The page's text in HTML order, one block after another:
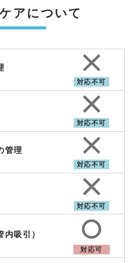
アについて
対応不可
対応不可
管理
対応不可
対応不可
内吸引）
対応可